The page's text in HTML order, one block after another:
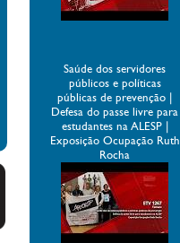
Saúde dos servidores
públicos e políticas
públicas de prevenção |
Defesa do passe livre para
estudantes na ALESP |
Exposição Ocupação Ruth
Rocha